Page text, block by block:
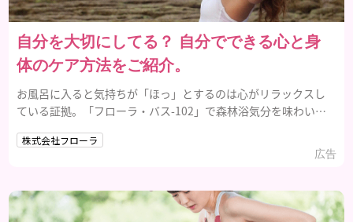
自分を大切にしてる？ 自分でできる心と身
体のケア方法をご紹介。
お風呂に入ると気持ちが「ほっ」とするのは心がリラックスし
ている証拠。「フローラ・バス-102」で森林浴気分を味わいま
株式会社フローラ
広告